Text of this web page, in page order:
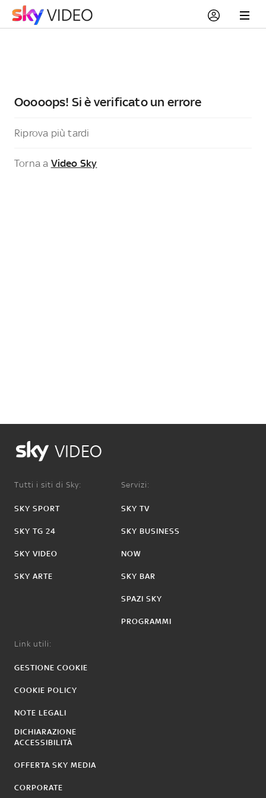
Ooooops! Si è verificato un errore
Riprova più tardi
Torna a Video Sky
VIDEO
Tutti i siti di Sky:
SKY SPORT
SKY TG 24
SKY VIDEO
SKY ARTE
Servizi:
SKY TV
SKY BUSINESS
NOW
SKY BAR
SPAZI SKY
PROGRAMMI
Link utili:
GESTIONE COOKIE
COOKIE POLICY
NOTE LEGALI
DICHIARAZIONE
ACCESSIBILITÀ
OFFERTA SKY MEDIA
CORPORATE